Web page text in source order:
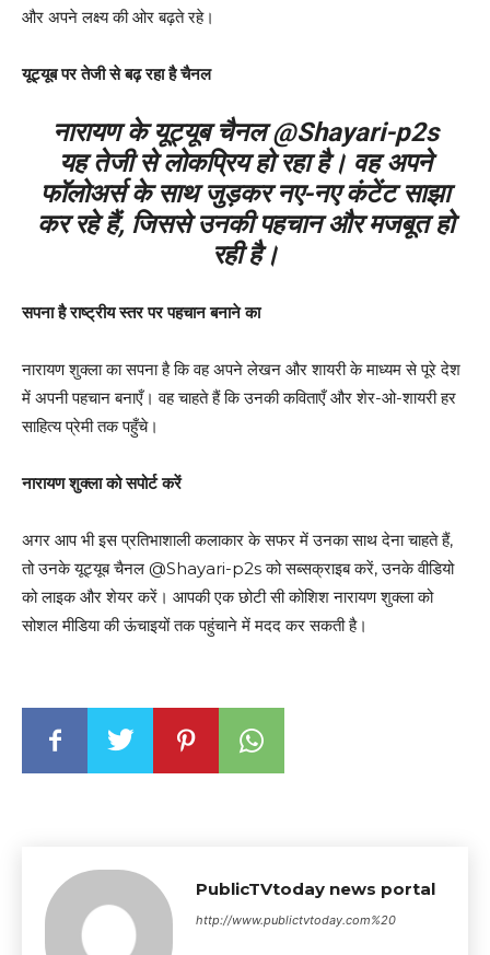
और अपने लक्ष्य की ओर बढ़ते रहे।
यूट्यूब पर तेजी से बढ़ रहा है चैनल
नारायण के यूट्यूब चैनल @Shayari-p2s
यह तेजी से लोकप्रिय हो रहा है। वह अपने
फॉलोअर्स के साथ जुड़कर नए-नए कंटेंट साझा
कर रहे हैं, जिससे उनकी पहचान और मजबूत हो
रही है।
सपना है राष्ट्रीय स्तर पर पहचान बनाने का
नारायण शुक्ला का सपना है कि वह अपने लेखन और शायरी के माध्यम से पूरे देश
में अपनी पहचान बनाएँ। वह चाहते हैं कि उनकी कविताएँ और शेर-ओ-शायरी हर
साहित्य प्रेमी तक पहुँचे।
नारायण शुक्ला को सपोर्ट करें
अगर आप भी इस प्रतिभाशाली कलाकार के सफर में उनका साथ देना चाहते हैं,
तो उनके यूट्यूब चैनल @Shayari-p2s को सब्सक्राइब करें, उनके वीडियो
को लाइक और शेयर करें। आपकी एक छोटी सी कोशिश नारायण शुक्ला को
सोशल मीडिया की ऊंचाइयों तक पहुंचाने में मदद कर सकती है।
PublicTVtoday news portal
http://www.publictvtoday.com%20